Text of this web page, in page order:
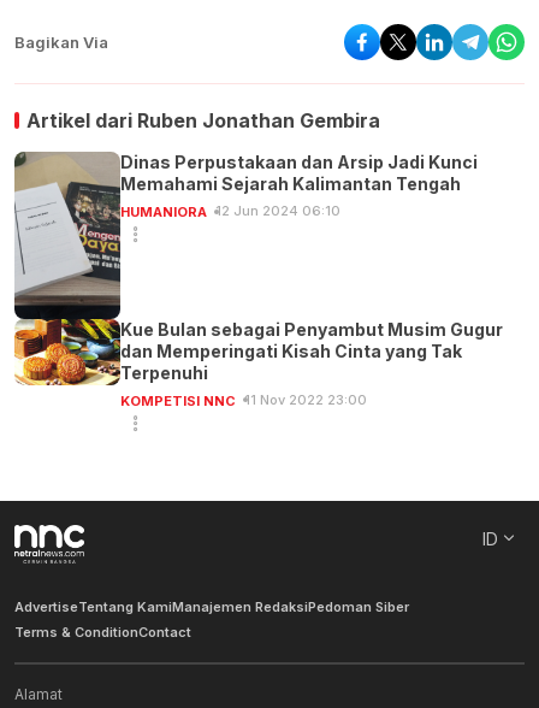
Bagikan Via
Artikel dari Ruben Jonathan Gembira
Dinas Perpustakaan dan Arsip Jadi Kunci
Memahami Sejarah Kalimantan Tengah
HUMANIORA 12 Jun 2024 06:10
Kue Bulan sebagai Penyambut Musim Gugur
dan Memperingati Kisah Cinta yang Tak
Terpenuhi
KOMPETISI NNC 11 Nov 2022 23:00
ID
AdvertiseTentang KamiManajemen RedaksiPedoman Siber
Terms & ConditionContact
Alamat